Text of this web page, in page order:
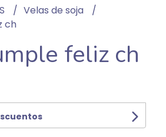
Velas de soja
ch
feliz ch